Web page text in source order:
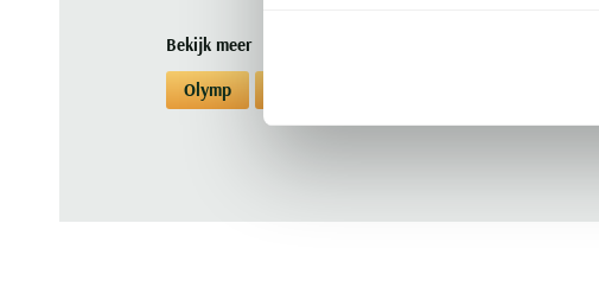
Bekijk meer
Olymp